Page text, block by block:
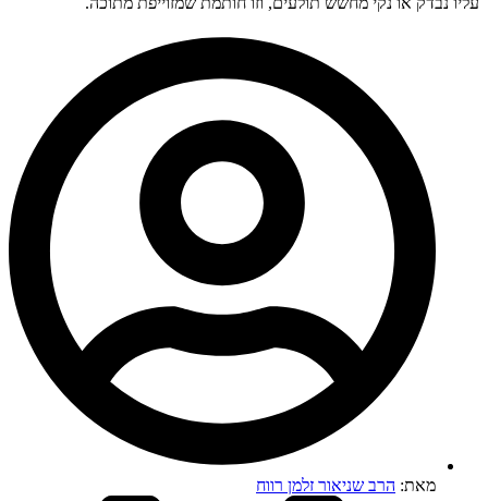
מאת: הרב שניאור זלמן רווח